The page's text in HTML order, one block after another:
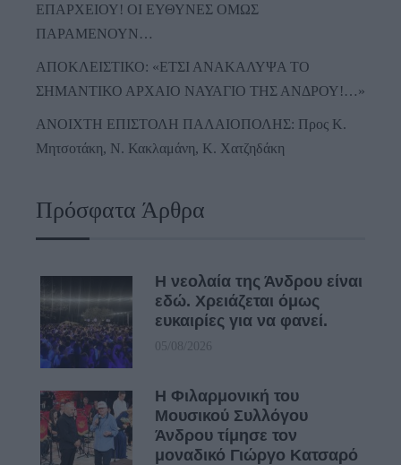
ΕΠΑΡΧΕΙΟΥ! ΟΙ ΕΥΘΥΝΕΣ ΟΜΩΣ
ΠΑΡΑΜΕΝΟΥΝ…
ΑΠΟΚΛΕΙΣΤΙΚΟ: «ΕΤΣΙ ΑΝΑΚΑΛΥΨΑ ΤΟ
ΣΗΜΑΝΤΙΚΟ ΑΡΧΑΙΟ ΝΑΥΑΓΙΟ ΤΗΣ ΑΝΔΡΟΥ!…»
ΑΝΟΙΧΤΗ ΕΠΙΣΤΟΛΗ ΠΑΛΑΙΟΠΟΛΗΣ: Προς K.
Μητσοτάκη, N. Κακλαμάνη, K. Χατζηδάκη
Πρόσφατα Άρθρα
Η νεολαία της Άνδρου είναι
εδώ. Χρειάζεται όμως
ευκαιρίες για να φανεί.
05/08/2026
Η Φιλαρμονική του
Μουσικού Συλλόγου
Άνδρου τίμησε τον
μοναδικό Γιώργο Κατσαρό